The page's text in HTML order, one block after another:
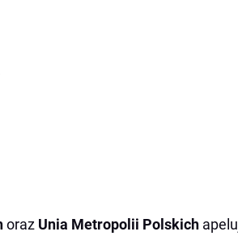
oraz Unia Metropolii Polskich